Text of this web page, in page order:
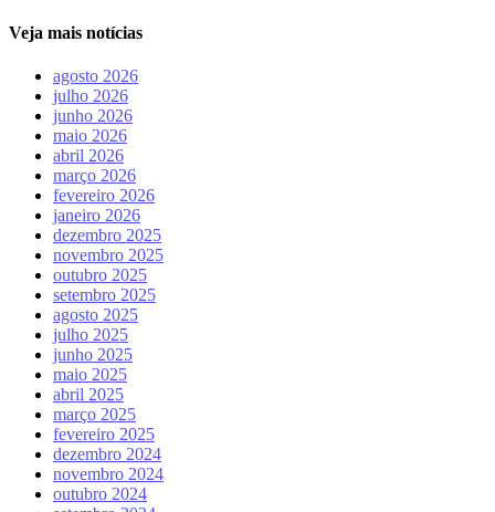
Veja mais notícias
agosto 2026
julho 2026
junho 2026
maio 2026
abril 2026
março 2026
fevereiro 2026
janeiro 2026
dezembro 2025
novembro 2025
outubro 2025
setembro 2025
agosto 2025
julho 2025
junho 2025
maio 2025
abril 2025
março 2025
fevereiro 2025
dezembro 2024
novembro 2024
outubro 2024